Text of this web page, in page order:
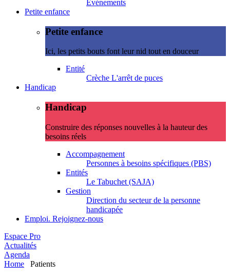
Evénements
Petite enfance
Petite enfance
Ici, les petits bouts font leur nid tout en douceur
Entité
Crèche L'arrêt de puces
Handicap
Handicap
Construire des réponses nouvelles à la hauteur des
besoins réels
Accompagnement
Personnes à besoins spécifiques (PBS)
Entités
Le Tabuchet (SAJA)
Gestion
Direction du secteur de la personne
handicapée
Emploi. Rejoignez-nous
Espace Pro
Actualités
Agenda
Home
Patients